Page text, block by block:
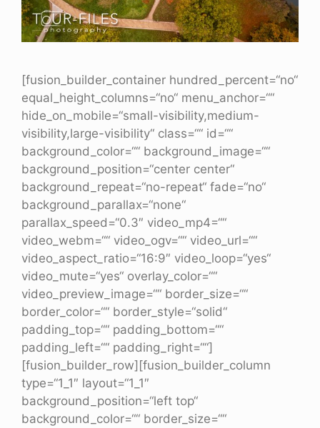
[fusion_builder_container hundred_percent=“no“
equal_height_columns=“no“ menu_anchor=““
hide_on_mobile=“small-visibility,medium-
visibility,large-visibility“ class=““ id=““
background_color=““ background_image=““
background_position=“center center“
background_repeat=“no-repeat“ fade=“no“
background_parallax=“none“
parallax_speed=“0.3″ video_mp4=““
video_webm=““ video_ogv=““ video_url=““
video_aspect_ratio=“16:9″ video_loop=“yes“
video_mute=“yes“ overlay_color=““
video_preview_image=““ border_size=““
border_color=““ border_style=“solid“
padding_top=““ padding_bottom=““
padding_left=““ padding_right=““]
[fusion_builder_row][fusion_builder_column
type=“1_1″ layout=“1_1″
background_position=“left top“
background_color=““ border_size=““